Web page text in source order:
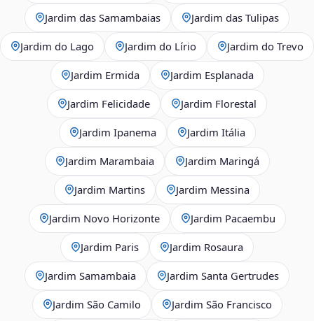
Jardim das Samambaias Jardim das Tulipas
Jardim do Lago Jardim do Lírio Jardim do Trevo
Jardim Ermida Jardim Esplanada
Jardim Felicidade Jardim Florestal
Jardim Ipanema Jardim Itália
Jardim Marambaia Jardim Maringá
Jardim Martins Jardim Messina
Jardim Novo Horizonte Jardim Pacaembu
Jardim Paris Jardim Rosaura
Jardim Samambaia Jardim Santa Gertrudes
Jardim São Camilo Jardim São Francisco